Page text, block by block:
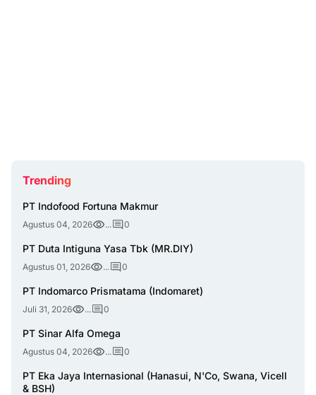
Trending
PT Indofood Fortuna Makmur
Agustus 04, 2026 ... 0
PT Duta Intiguna Yasa Tbk (MR.DIY)
Agustus 01, 2026 ... 0
PT Indomarco Prismatama (Indomaret)
Juli 31, 2026 ... 0
PT Sinar Alfa Omega
Agustus 04, 2026 ... 0
PT Eka Jaya Internasional (Hanasui, N'Co, Swana, Vicell
& BSH)